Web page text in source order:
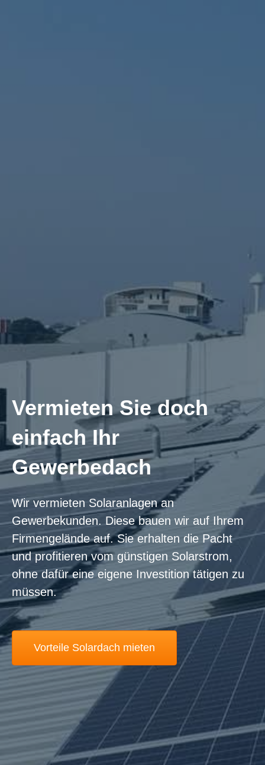
Vermieten Sie doch
einfach Ihr
Gewerbedach
Wir vermieten Solaranlagen an
Gewerbekunden. Diese bauen wir auf Ihrem
Firmengelände auf. Sie erhalten die Pacht
und profitieren vom günstigen Solarstrom,
ohne dafür eine eigene Investition tätigen zu
müssen.
Vorteile Solardach mieten